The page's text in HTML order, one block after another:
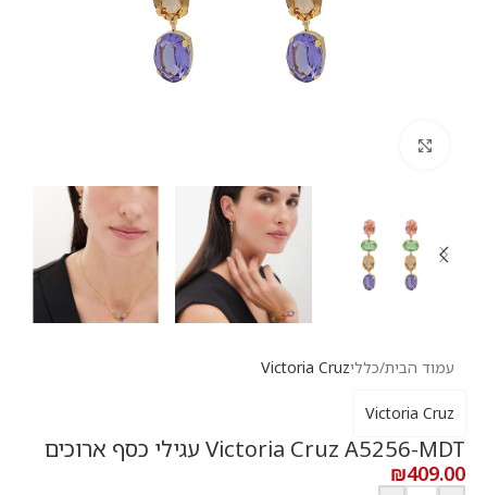
עמוד הבית/כלליVictoria Cruz
Victoria Cruz A5256-MDT עגילי כסף ארוכים
Victoria Cruz
₪409.00